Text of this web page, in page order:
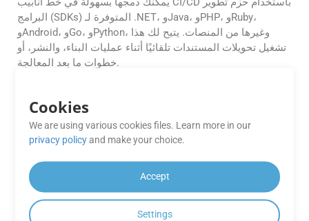
البرامج (SDKs) المتوفرة لـ .NET، وJava، وPHP، وRuby،
وAndroid، وGo، وPython، وغيرها من المنصات. يتيح لك هذا
تشغيل تحويلات المستندات تلقائيًا أثناء عمليات البناء، والنشر، أو
خطوات ما بعد المعالجة.
هل يمكنني أتمتة التحويلات المجمعة من
PST إلى WMZ باستخدام واجهات برمجة
تطبيقات GroupDocs.Conversion
Cloud؟
تتيح جميع واجهات برمجة تطبيقات GroupDocs.Conversion
Cloud معالجة دفعات وتحويل ملفات فردية PST إلى WMZ في
استدعاء واحد. هذه الميزة مفيدة جدًا للشركات التي تعمل بأحمال
Cookies
We are using various cookies files. Learn more in our
privacy policyand make your choice.
Accept
Settings